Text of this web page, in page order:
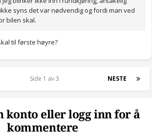
syns det var nødvendig og fordi man ved
bilen skal.
til første høyre?
NESTE
Side 1 av 3
konto eller logg inn for å
kommentere